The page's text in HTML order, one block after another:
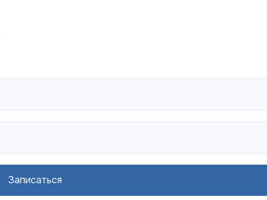
Записаться